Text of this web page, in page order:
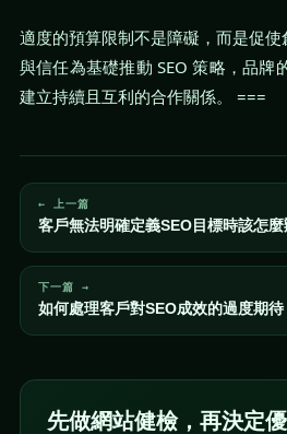
適度的預算限制不是障礙，而是促
與信任為基礎推動 SEO 策略，品
建立持續且互利的合作關係。 ===
← 上一篇
客戶無法明確定義SEO目標時該怎麼
下一篇 →
如何處理客戶對SEO成效的過度期待
先做網站健檢，再決定